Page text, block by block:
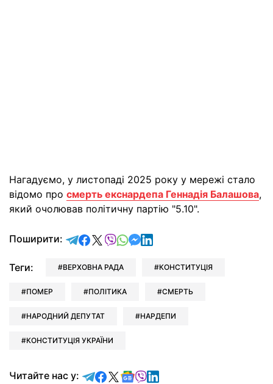
Нагадуємо, у листопаді 2025 року у мережі стало
відомо про смерть екснардепа Геннадія Балашова,
який очолював політичну партію "5.10".
Поширити: відправити у Telegram
поділитись у Facebook
поділитись у X
відправити у Viber
відправити у Whatsapp
відправити у Messenger
відправити у LinkedIn
Теги: ВЕРХОВНА РАДА КОНСТИТУЦІЯ
ПОМЕР ПОЛІТИКА СМЕРТЬ
НАРОДНИЙ ДЕПУТАТ НАРДЕПИ
КОНСТИТУЦІЯ УКРАЇНИ
Читайте нас у: Читайте у Telegram
Читайте у Facebook
Читайте у X
Читайте у Google news
Читайте у Viber
Читайте у LinkedIn